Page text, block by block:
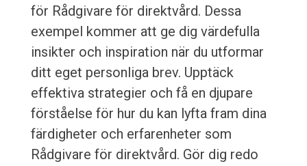
för Rådgivare för direktvård. Dessa
exempel kommer att ge dig värdefulla
insikter och inspiration när du utformar
ditt eget personliga brev. Upptäck
effektiva strategier och få en djupare
förståelse för hur du kan lyfta fram dina
färdigheter och erfarenheter som
Rådgivare för direktvård. Gör dig redo